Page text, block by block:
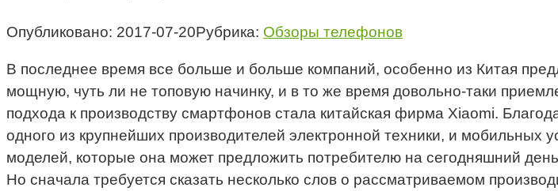
Опубликовано: 2017-07-20Рубрика: Обзоры телефонов
В последнее время все больше и больше компаний, особенно из Китая
мощную, чуть ли не топовую начинку, и в то же время довольно-таки
подхода к производству смартфонов стала китайская фирма Xiaomi.
одного из крупнейших производителей электронной техники, и мобильных
моделей, которые она может предложить потребителю на сегодняшний
Но сначала требуется сказать несколько слов о рассматриваемом